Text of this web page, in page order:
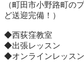
（町田市小野路町の
ど送迎完備！）
◆西荻窪教室
◆出張レッスン
◆オンラインレッスン